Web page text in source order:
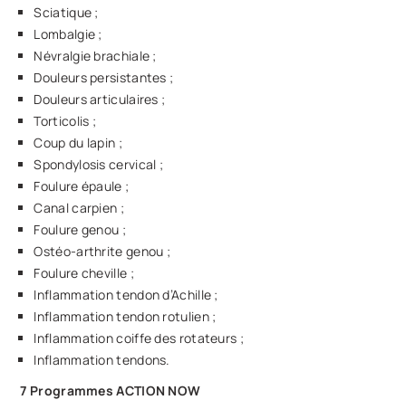
Sciatique ;
Lombalgie ;
Névralgie brachiale ;
Douleurs persistantes ;
Douleurs articulaires ;
Torticolis ;
Coup du lapin ;
Spondylosis cervical ;
Foulure épaule ;
Canal carpien ;
Foulure genou ;
Ostéo-arthrite genou ;
Foulure cheville ;
Inflammation tendon d’Achille ;
Inflammation tendon rotulien ;
Inflammation coiffe des rotateurs ;
Inflammation tendons.
7 Programmes ACTION NOW